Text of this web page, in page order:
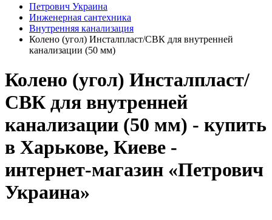
Петрович Украина
Инженерная сантехника
Внутренняя канализация
Колено (угол) Инсталпласт/СВК для внутренней
канализации (50 мм)
Колено (угол) Инсталпласт/
СВК для внутренней
канализации (50 мм) - купить
в Харькове, Киеве -
интернет-магазин «Петрович
Украина»